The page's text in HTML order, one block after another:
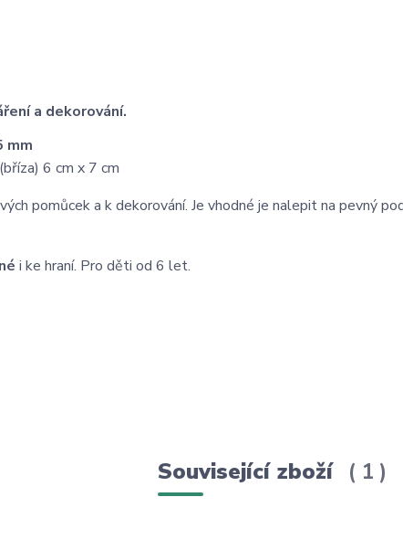
a dekorování.
mm
6 cm x 7 cm
pomůcek a k dekorování. Je vhodné je nalepit na pevný
i ke hraní. Pro děti od 6 let.
Související zboží 1